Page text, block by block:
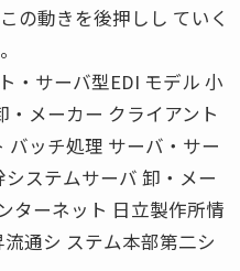
の動きを後押しし ていく
サーバ型EDI モデル 小
メーカー クライアント
バッチ処理 サーバ・サー
ステムサーバ 卸・メー
ターネット 日立製作所情
通シ ステム本部第二シ